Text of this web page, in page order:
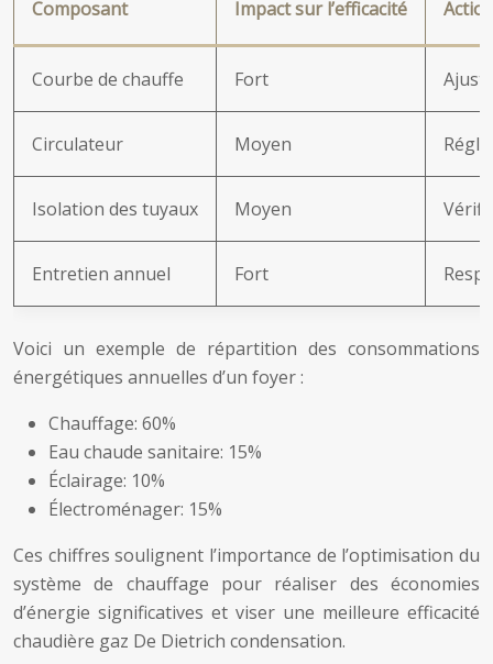
Composant Impact sur l’efficacité
Courbe de chauffe Fort
Circulateur Moyen
Isolation des tuyaux Moyen
Entretien annuel Fort
Voici un exemple de répartition des consommations
énergétiques annuelles d’un foyer :
Chauffage: 60%
Eau chaude sanitaire: 15%
Éclairage: 10%
Électroménager: 15%
Ces chiffres soulignent l’importance de l’optimisation du
système de chauffage pour réaliser des économies
d’énergie significatives et viser une meilleure efficacité
chaudière gaz De Dietrich condensation.